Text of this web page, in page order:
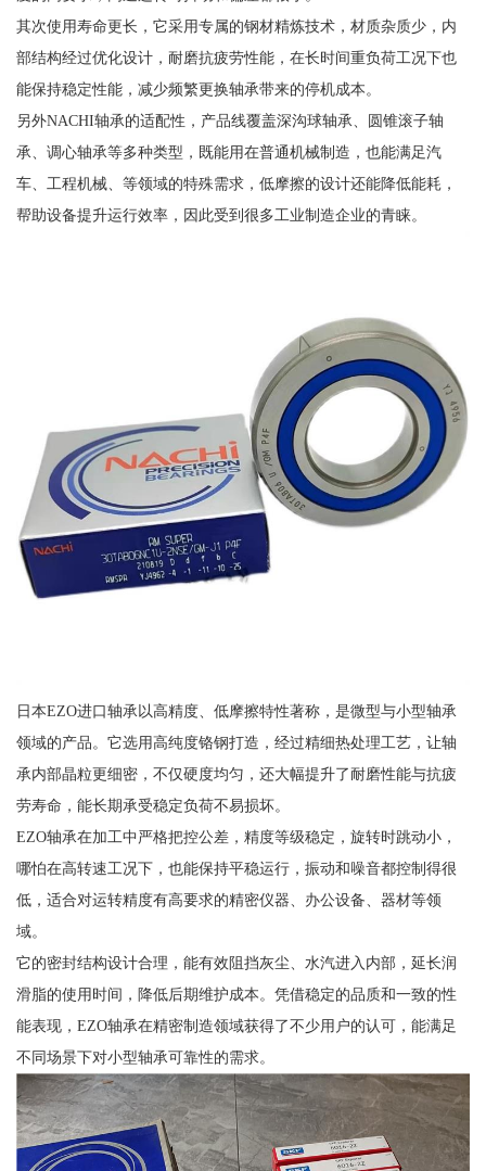
其次使用寿命更长，它采用专属的钢材精炼技术，材质杂质少，内
部结构经过优化设计，耐磨抗疲劳性能，在长时间重负荷工况下也
能保持稳定性能，减少频繁更换轴承带来的停机成本。
另外NACHI轴承的适配性，产品线覆盖深沟球轴承、圆锥滚子轴
承、调心轴承等多种类型，既能用在普通机械制造，也能满足汽
车、工程机械、等领域的特殊需求，低摩擦的设计还能降低能耗，
帮助设备提升运行效率，因此受到很多工业制造企业的青睐。
日本EZO进口轴承以高精度、低摩擦特性著称，是微型与小型轴承
领域的产品。它选用高纯度铬钢打造，经过精细热处理工艺，让轴
承内部晶粒更细密，不仅硬度均匀，还大幅提升了耐磨性能与抗疲
劳寿命，能长期承受稳定负荷不易损坏。
EZO轴承在加工中严格把控公差，精度等级稳定，旋转时跳动小，
哪怕在高转速工况下，也能保持平稳运行，振动和噪音都控制得很
低，适合对运转精度有高要求的精密仪器、办公设备、器材等领
域。
它的密封结构设计合理，能有效阻挡灰尘、水汽进入内部，延长润
滑脂的使用时间，降低后期维护成本。凭借稳定的品质和一致的性
能表现，EZO轴承在精密制造领域获得了不少用户的认可，能满足
不同场景下对小型轴承可靠性的需求。